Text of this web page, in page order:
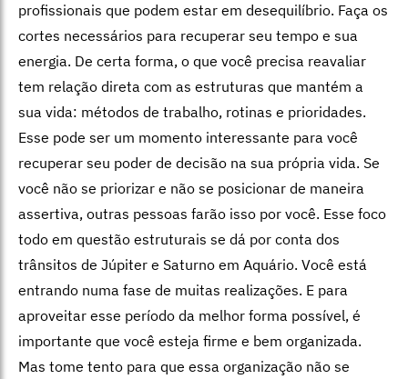
profissionais que podem estar em desequilíbrio. Faça os
cortes necessários para recuperar seu tempo e sua
energia. De certa forma, o que você precisa reavaliar
tem relação direta com as estruturas que mantém a
sua vida: métodos de trabalho, rotinas e prioridades.
Esse pode ser um momento interessante para você
recuperar seu poder de decisão na sua própria vida. Se
você não se priorizar e não se posicionar de maneira
assertiva, outras pessoas farão isso por você. Esse foco
todo em questão estruturais se dá por conta dos
trânsitos de Júpiter e Saturno em Aquário. Você está
entrando numa fase de muitas realizações. E para
aproveitar esse período da melhor forma possível, é
importante que você esteja firme e bem organizada.
Mas tome tento para que essa organização não se